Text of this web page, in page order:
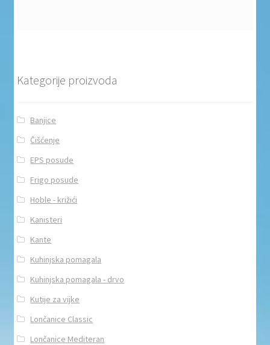
Kategorije proizvoda
Banjice
Čišćenje
EPS posude
Frigo posude
Hoble - križići
Kanisteri
Kante
Kuhinjska pomagala
Kuhinjska pomagala - drvo
Kutije za vijke
Lončanice Classic
Lončanice Mediteran